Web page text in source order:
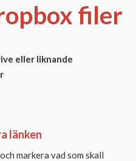
filer
eller liknande
länken
markera vad som skall